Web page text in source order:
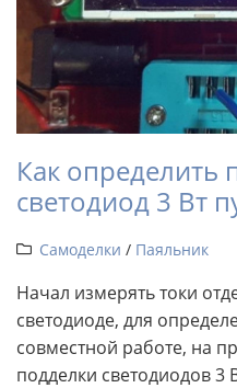
Как определить
светодиод 3 Вт
Самоделки / Паяльник
Начал измерять токи
светодиоде, для
совместной работе, на
подделки светодиодов 3